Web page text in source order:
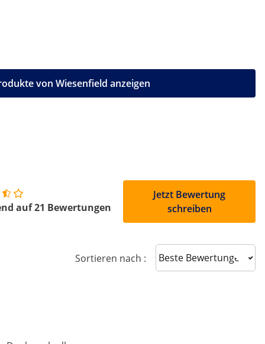
von Wiesenfield anzeigen
auf 21 Bewertungen
Jetzt Bewertung
schreiben
Sortieren nach : Sort reviews